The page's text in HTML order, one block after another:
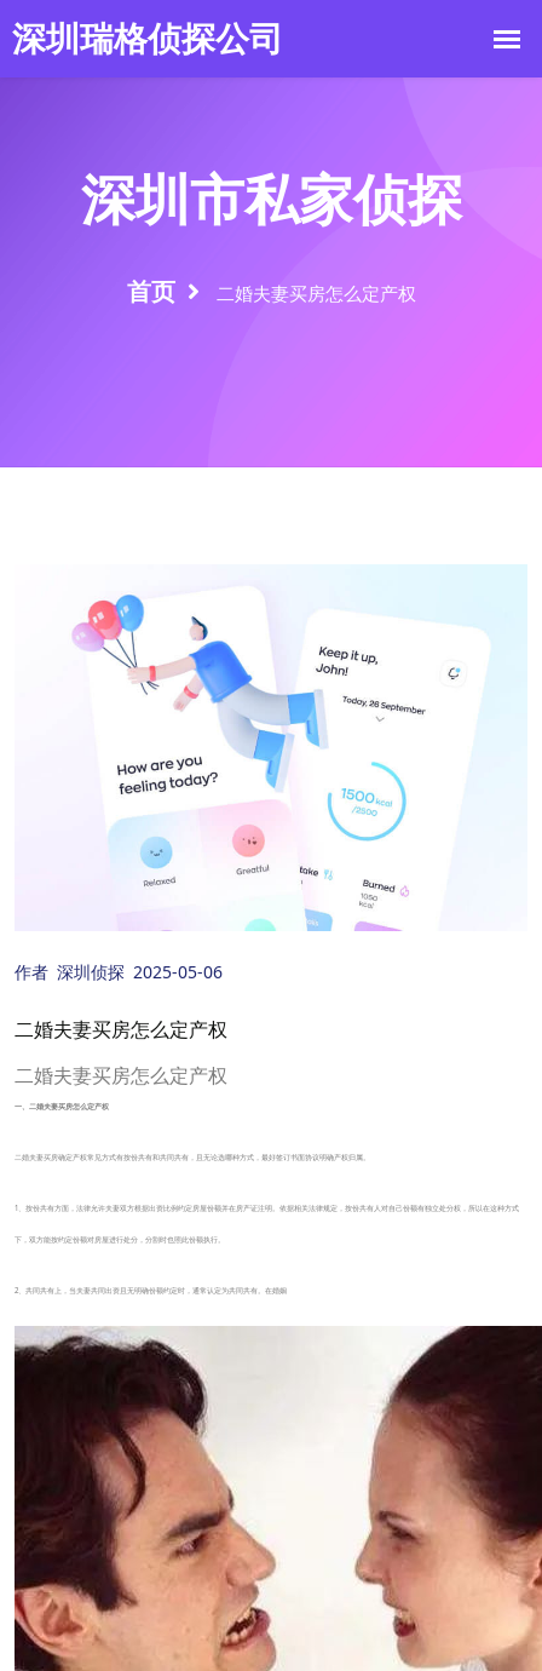
深圳市私家侦探
首页 二婚夫妻买房怎么定产权
作者 深圳侦探 2025-05-06
二婚夫妻买房怎么定产权
二婚夫妻买房怎么定产权
一、二婚夫妻买房怎么定产权
二婚夫妻买房确定产权常见方式有按份共有和共同共有，且无论选哪种方式，最好签订书面协议明确产权归属。
1、按份共有方面，法律允许夫妻双方根据出资比例约定房屋份额并在房产证注明。依据相关法律规定，按份共有人对自己份额有独立处分权，所以在这种方式
下，双方能按约定份额对房屋进行处分，分割时也照此份额执行。
2、共同共有上，当夫妻共同出资且无明确份额约定时，通常认定为共同共有。在婚姻